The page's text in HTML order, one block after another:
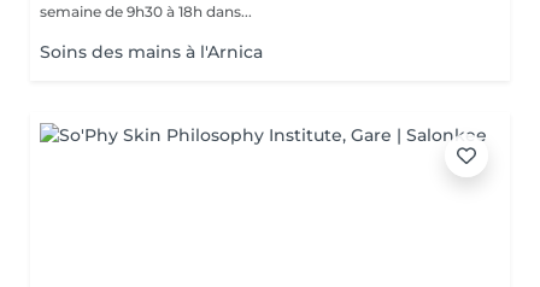
semaine de 9h30 à 18h dans...
Soins des mains à l'Arnica